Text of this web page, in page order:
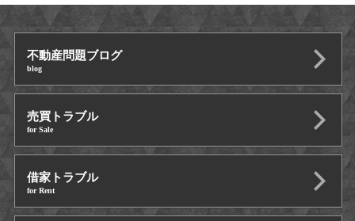
不動産問題ブログ
blog
売買トラブル
for Sale
借家トラブル
for Rent